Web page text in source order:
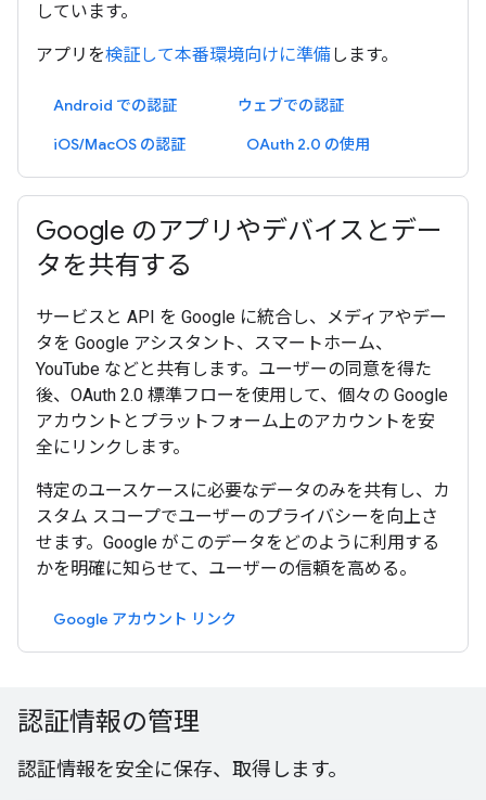
しています。
アプリを検証して本番環境向けに準備します。
Android での認証
ウェブでの認証
iOS/MacOS の認証
OAuth 2.0 の使用
Google のアプリやデバイスとデー
タを共有する
サービスと API を Google に統合し、メディアやデー
タを Google アシスタント、スマートホーム、
YouTube などと共有します。ユーザーの同意を得た
後、OAuth 2.0 標準フローを使用して、個々の Google
アカウントとプラットフォーム上のアカウントを安
全にリンクします。
特定のユースケースに必要なデータのみを共有し、カ
スタム スコープでユーザーのプライバシーを向上さ
せます。Google がこのデータをどのように利用する
かを明確に知らせて、ユーザーの信頼を高める。
Google アカウント リンク
認証情報の管理
認証情報を安全に保存、取得します。